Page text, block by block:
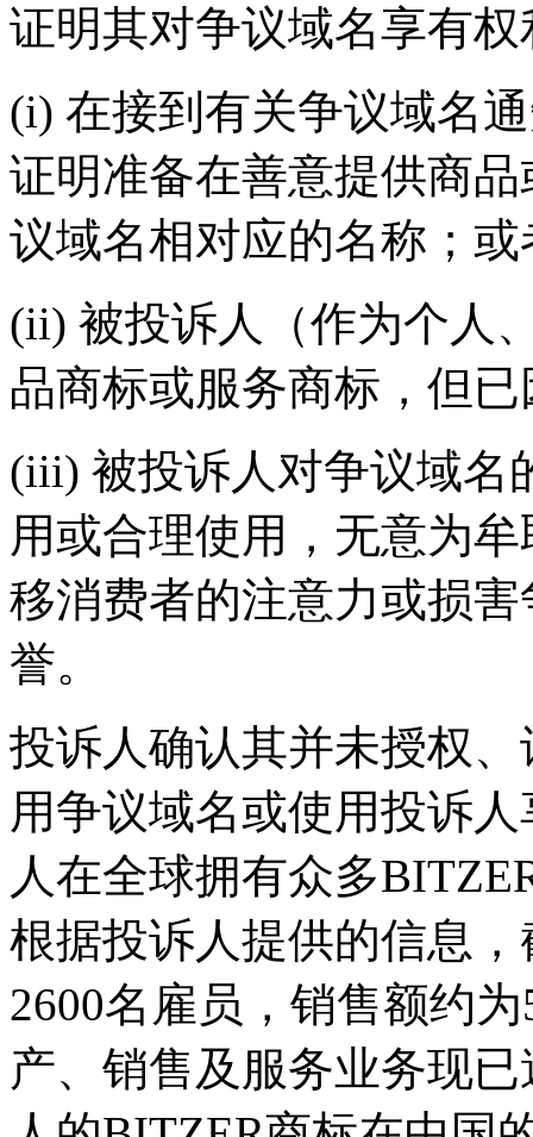
证明其对争议域名享有
(i) 在接到有关争议域名
证明准备在善意提供商
议域名相对应的名称；或
(ii) 被投诉人（作为个人
品商标或服务商标，但
(iii) 被投诉人对争议域名
用或合理使用，无意为
移消费者的注意力或损
誉。
投诉人确认其并未授权
用争议域名或使用投诉
人在全球拥有众多
根据投诉人提供的信息
2600名雇员，销售额约
产、销售及服务业务现